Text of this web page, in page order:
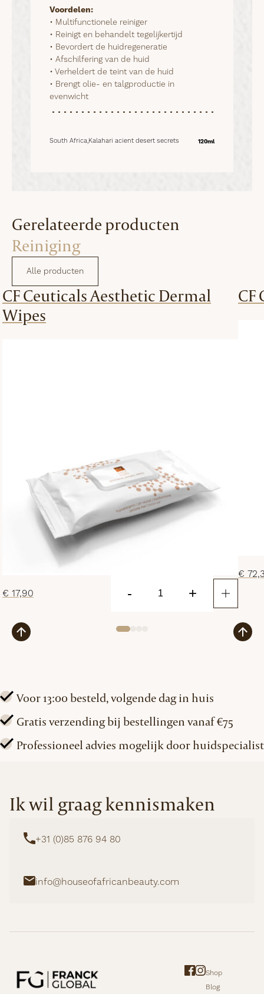
Gerelateerde producten
Reiniging
Alle producten
CF Ceuticals Aesthetic Dermal
Wipes
€ 17,90 -
Aesthetic
+
CF
€
Voordelen:
• Multifunctionele reiniger
• Reinigt en behandelt tegelijkertijd
• Bevordert de huidregeneratie
• Afschilfering van de huid
• Verheldert de teint van de huid
• Brengt olie- en talgproductie in
evenwicht
South Africa,Kalahari acient desert secrets 120ml
Voor 13:00 besteld, volgende dag in huis
Gratis verzending bij bestellingen vanaf €75
Professioneel advies mogelijk door huidspecialist
Ik wil graag kennismaken
+31 (0)85 876 94 80
info@houseofafricanbeauty.com
Shop
Blog